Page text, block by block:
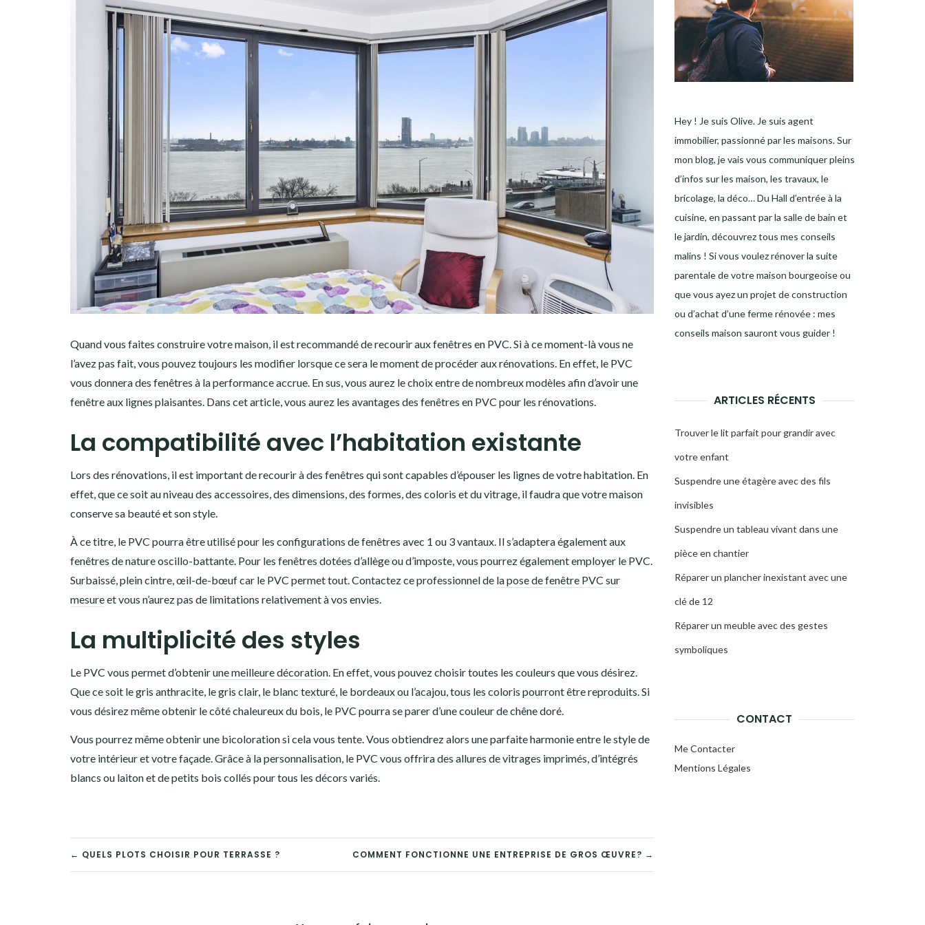
Quand vous faites construire votre maison, il est recommandé de recourir aux fenêtres en PVC. Si à ce moment-là vous ne
l’avez pas fait, vous pouvez toujours les modifier lorsque ce sera le moment de procéder aux rénovations. En effet, le PVC
vous donnera des fenêtres à la performance accrue. En sus, vous aurez le choix entre de nombreux modèles afin d’avoir une
fenêtre aux lignes plaisantes. Dans cet article, vous aurez les avantages des fenêtres en PVC pour les rénovations.
La compatibilité avec l’habitation existante
Lors des rénovations, il est important de recourir à des fenêtres qui sont capables d’épouser les lignes de votre habitation. En
effet, que ce soit au niveau des accessoires, des dimensions, des formes, des coloris et du vitrage, il faudra que votre maison
conserve sa beauté et son style.
À ce titre, le PVC pourra être utilisé pour les configurations de fenêtres avec 1 ou 3 vantaux. Il s’adaptera également aux
fenêtres de nature oscillo-battante. Pour les fenêtres dotées d’allège ou d’imposte, vous pourrez également employer le PVC.
Surbaissé, plein cintre, œil-de-bœuf car le PVC permet tout. Contactez ce professionnel de la pose de fenêtre PVC sur
mesureet vous n’aurez pas de limitations relativement à vos envies.
La multiplicité des styles
Le PVC vous permet d’obtenirune meilleure décoration En effet, vous pouvez choisir toutes les couleurs que vous désirez.
Que ce soit le gris anthracite, le gris clair, le blanc texturé, le bordeaux ou l’acajou, tous les coloris pourront être reproduits. Si
vous désirez même obtenir le côté chaleureux du bois, le PVC pourra se parer d’une couleur de chêne doré.
Vous pourrez même obtenir une bicoloration si cela vous tente. Vous obtiendrez alors une parfaite harmonie entre le style de
votre intérieur et votre façade. Grâce à la personnalisation, le PVC vous offrira des allures de vitrages imprimés, d’intégrés
blancs ou laiton et de petits bois collés pour tous les décors variés.
NAVIGATION
← QUELS PLOTS CHOISIR POUR TERRASSE ? COMMENT FONCTIONNE UNE ENTREPRISE DE GROS ŒUVRE? →
Hey ! Je suis Olive. Je suis agent
immobilier, passionné par les maisons. Sur
mon blog, je vais vous communiquer pleins
d’infos sur les maison, les travaux, le
bricolage, la déco… Du Hall d’entrée à la
cuisine, en passant par la salle de bain et
le jardin, découvrez tous mes conseils
malins ! Si vous voulez rénover la suite
parentale de votre maison bourgeoise ou
que vous ayez un projet de construction
ou d’achat d’une ferme rénovée : mes
conseils maison sauront vous guider !
ARTICLES RÉCENTS
Trouver le lit parfait pour grandir avec
votre enfant
Suspendre une étagère avec des fils
invisibles
Suspendre un tableau vivant dans une
pièce en chantier
Réparer un plancher inexistant avec une
clé de 12
Réparer un meuble avec des gestes
symboliques
CONTACT
Me Contacter
Mentions Légales